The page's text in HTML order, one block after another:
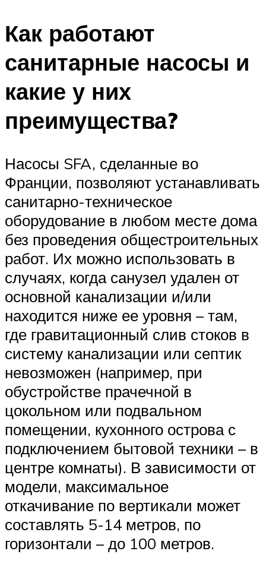
Как работают
санитарные насосы и
какие у них
преимущества?
Насосы SFA, сделанные во
Франции, позволяют устанавливать
санитарно-техническое
оборудование в любом месте дома
без проведения общестроительных
работ. Их можно использовать в
случаях, когда санузел удален от
основной канализации и/или
находится ниже ее уровня – там,
где гравитационный слив стоков в
систему канализации или септик
невозможен (например, при
обустройстве прачечной в
цокольном или подвальном
помещении, кухонного острова с
подключением бытовой техники – в
центре комнаты). В зависимости от
модели, максимальное
откачивание по вертикали может
составлять 5-14 метров, по
горизонтали – до 100 метров.